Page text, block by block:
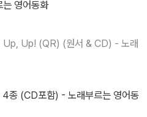
영어동화
Up, Up! (QR) (원서 & CD) - 노래
4종 (CD포함) - 노래부르는 영어동